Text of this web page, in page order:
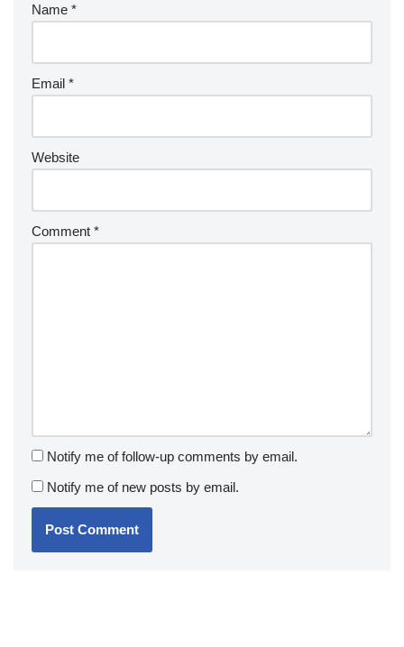
Name *
Email *
Website
Comment *
Notify me of follow-up comments by email.
Notify me of new posts by email.